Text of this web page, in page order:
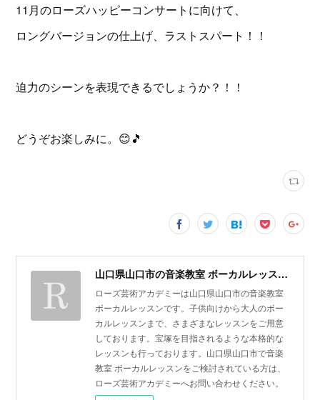
11月のローズハッピーコンサートに向けて、
ロングバージョンの仕上げ、ラストスパート！！
迫力のシーンを表現できるでしょうか？！！
どうぞお楽しみに。😊🎵
山口県山口市の音楽教室 ボーカルレッスン | ローズ芸術アカデミー
ローズ芸術アカデミーは山口県山口市の音楽教室
ボーカルレッスンです。子供向けから大人のボー
カルレッスンまで、さまざまなレッスンをご用意
しております。宝塚を目指されるような本格的な
レッスンも行っております。山口県山口市で音楽
教室 ボーカルレッスンをご検討されている方は、
ローズ芸術アカデミーへお問い合わせください。